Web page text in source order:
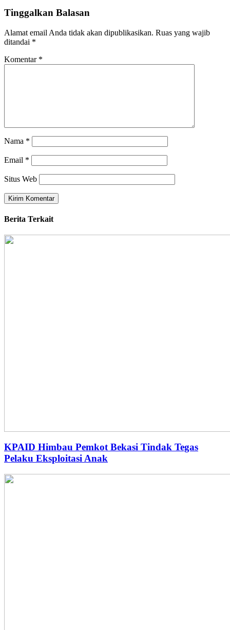
Tinggalkan Balasan
Alamat email Anda tidak akan dipublikasikan. Ruas yang wajib
ditandai *
Komentar *
Nama *
Email *
Situs Web
Berita Terkait
KPAID Himbau Pemkot Bekasi Tindak Tegas
Pelaku Eksploitasi Anak